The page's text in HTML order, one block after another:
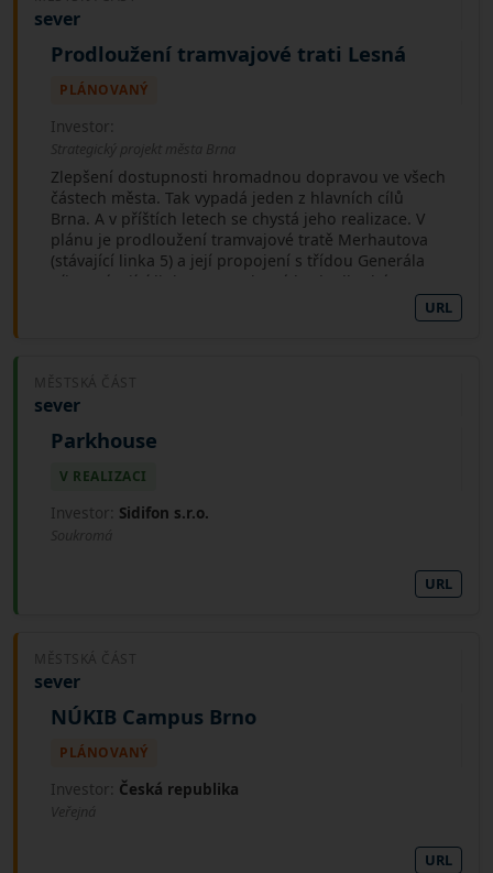
sever
Prodloužení tramvajové trati Lesná
PLÁNOVANÝ
Investor:
Strategický projekt města Brna
Zlepšení dostupnosti hromadnou dopravou ve všech
částech města. Tak vypadá jeden z hlavních cílů
Brna. A v příštích letech se chystá jeho realizace. V
plánu je prodloužení tramvajové tratě Merhautova
(stávající linka 5) a její propojení s třídou Generála
Píky (stávající linky 9 a 11), které bude dlouhé 1 250
metrů. Nejenže bude cestování skrze město rychlejší
a pohodlnější, propojením se také zamezí situacím,
Štefánikova čtvrť bude zrušena, ale cestující se zato
mohou těšit na tři nové zastávky (Provazníkova,
jsou nyní vyčísleny na 581 milionů Kč, projekt však
usiluje o spolufinancování ze zdrojů EU v rámci
investorem je Dopravní podnik města Brna. (Zdroj:
brnoinmotion.cz)
URL
MĚSTSKÁ ČÁST
sever
Parkhouse
V REALIZACI
Investor: Sidifon s.r.o.
Soukromá
URL
MĚSTSKÁ ČÁST
sever
NÚKIB Campus Brno
PLÁNOVANÝ
Investor: Česká republika
Veřejná
URL